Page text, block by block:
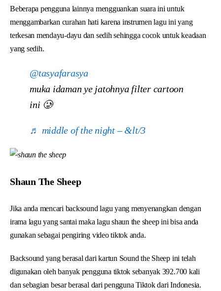
Beberapa pengguna lainnya mengguankan suara ini untuk
menggambarkan curahan hati karena instrumen lagu ini yang
terkesan mendayu-dayu dan sedih sehingga cocok untuk keadaan
yang sedih.
@tasyafarasya
muka idaman ye jatohnya filter cartoon
ini 🥲
♬ middle of the night – &lt/3
Shaun The Sheep
Jika anda mencari backsound lagu yang menyenangkan dengan
irama lagu yang santai maka lagu shaun the sheep ini bisa anda
gunakan sebagai pengiring video tiktok anda.
Backsound yang berasal dari kartun Sound the Sheep ini telah
digunakan oleh banyak pengguna tiktok sebanyak 392.700 kali
dan sebagian besar berasal dari pengguna Tiktok dari Indonesia.